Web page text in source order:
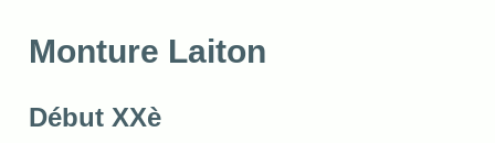
Monture Laiton
Début XXè